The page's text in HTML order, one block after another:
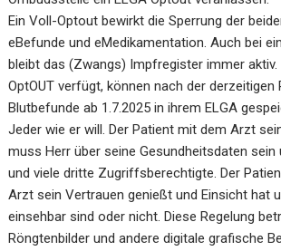
Ein Voll-Optout bewirkt die Sperrung der
eBefunde und eMedikamentation. Auch bei
bleibt das (Zwangs) Impfregister immer aktiv.
OptOUT verfügt, können nach der derzeitigen
Blutbefunde ab 1.7.2025 in ihrem ELGA
Jeder wie er will. Der Patient mit dem Arzt
muss Herr über seine Gesundheitsdaten
und viele dritte Zugriffsberechtigte. Der
Arzt sein Vertrauen genießt und Einsicht hat
einsehbar sind oder nicht. Diese Regelung
Röngtenbilder und andere digitale grafische